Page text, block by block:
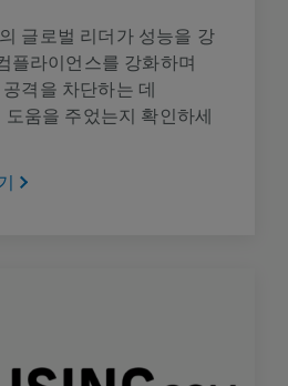
글로벌 리더가 성능을 강
플라이언스를 강화하며
격을 차단하는 데
움을 주었는지 확인하세